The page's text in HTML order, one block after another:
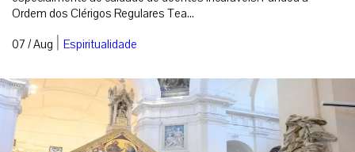
Ordem dos Clérigos Regulares Tea...
07 / Aug | Espiritualidade